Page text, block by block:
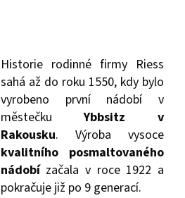
Historie rodinné firmy Riess
sahá až do roku 1550, kdy bylo
vyrobeno první nádobí v
městečkuYbbsitz v
Rakousku. Výroba vysoce
kvalitního posmaltovaného
nádobízačala v roce 1922 a
pokračuje již po 9 generací.